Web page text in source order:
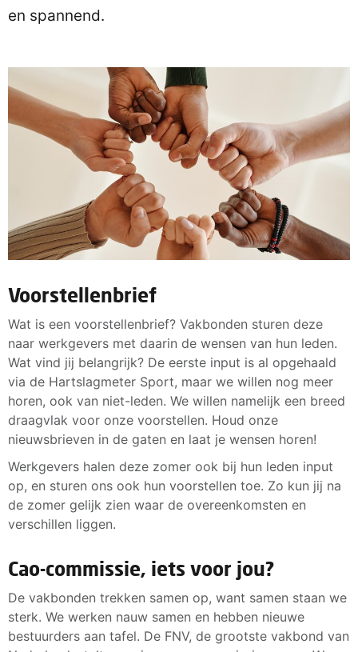
en spannend.
Voorstellenbrief
Wat is een voorstellenbrief? Vakbonden sturen deze
naar werkgevers met daarin de wensen van hun leden.
Wat vind jij belangrijk? De eerste input is al opgehaald
via de Hartslagmeter Sport, maar we willen nog meer
horen, ook van niet-leden. We willen namelijk een breed
draagvlak voor onze voorstellen. Houd onze
nieuwsbrieven in de gaten en laat je wensen horen!
Werkgevers halen deze zomer ook bij hun leden input
op, en sturen ons ook hun voorstellen toe. Zo kun jij na
de zomer gelijk zien waar de overeenkomsten en
verschillen liggen.
Cao-commissie, iets voor jou?
De vakbonden trekken samen op, want samen staan we
sterk. We werken nauw samen en hebben nieuwe
bestuurders aan tafel. De FNV, de grootste vakbond van